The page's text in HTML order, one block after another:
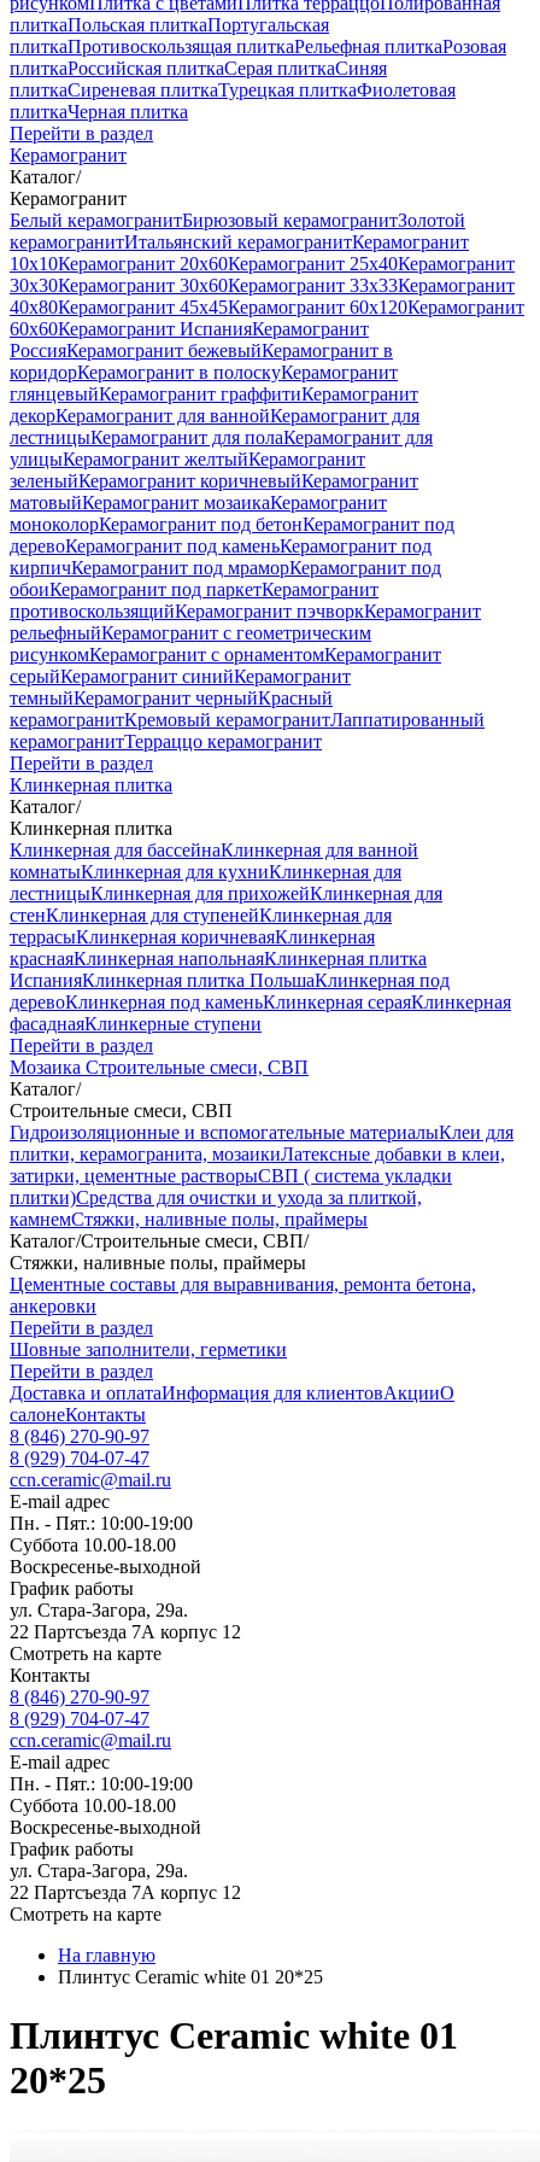
плиткаПольская плиткаПортугальская
плиткаПротивоскользящая плиткаРельефная плиткаРозовая
плиткаРоссийская плиткаСерая плиткаСиняя
плиткаСиреневая плиткаТурецкая плиткаФиолетовая
плиткаЧерная плитка
Перейти в раздел
Керамогранит
Каталог/
Керамогранит
Белый керамогранитБирюзовый керамогранитЗолотой
керамогранитИтальянский керамогранитКерамогранит
10x10Керамогранит 20x60Керамогранит 25x40Керамогранит
30x30Керамогранит 30x60Керамогранит 33x33Керамогранит
40x80Керамогранит 45x45Керамогранит 60x120Керамогранит
60x60Керамогранит ИспанияКерамогранит
РоссияКерамогранит бежевыйКерамогранит в
коридорКерамогранит в полоскуКерамогранит
глянцевыйКерамогранит граффитиКерамогранит
декорКерамогранит для ваннойКерамогранит для
лестницыКерамогранит для полаКерамогранит для
улицыКерамогранит желтыйКерамогранит
зеленыйКерамогранит коричневыйКерамогранит
матовыйКерамогранит мозаикаКерамогранит
моноколорКерамогранит под бетонКерамогранит под
деревоКерамогранит под каменьКерамогранит под
кирпичКерамогранит под мраморКерамогранит под
обоиКерамогранит под паркетКерамогранит
противоскользящийКерамогранит пэчворкКерамогранит
рельефныйКерамогранит с геометрическим
рисункомКерамогранит с орнаментомКерамогранит
серыйКерамогранит синийКерамогранит
темныйКерамогранит черныйКрасный
керамогранитКремовый керамогранитЛаппатированный
керамогранитТерраццо керамогранит
Перейти в раздел
Клинкерная плитка
Каталог/
Клинкерная плитка
Клинкерная для бассейнаКлинкерная для ванной
комнатыКлинкерная для кухниКлинкерная для
лестницыКлинкерная для прихожейКлинкерная для
стенКлинкерная для ступенейКлинкерная для
террасыКлинкерная коричневаяКлинкерная
краснаяКлинкерная напольнаяКлинкерная плитка
ИспанияКлинкерная плитка ПольшаКлинкерная под
деревоКлинкерная под каменьКлинкерная сераяКлинкерная
фасаднаяКлинкерные ступени
Перейти в раздел
Мозаика Строительные смеси, СВП
Каталог/
Строительные смеси, СВП
Гидроизоляционные и вспомогательные материалыКлеи для
плитки, керамогранита, мозаикиЛатексные добавки в клеи,
затирки, цементные растворыСВП ( система укладки
плитки)Средства для очистки и ухода за плиткой,
камнемСтяжки, наливные полы, праймеры
Каталог/Строительные смеси, СВП/
Стяжки, наливные полы, праймеры
Цементные составы для выравнивания, ремонта бетона,
анкеровки
Перейти в раздел
Шовные заполнители, герметики
Перейти в раздел
Доставка и оплатаИнформация для клиентовАкцииО
салонеКонтакты
8 (846) 270-90-97
8 (929) 704-07-47
ccn.ceramic@mail.ru
E-mail адрес
Пн. - Пят.: 10:00-19:00
Суббота 10.00-18.00
Воскресенье-выходной
График работы
ул. Стара-Загора, 29а.
22 Партсъезда 7А корпус 12
Смотреть на карте
Контакты
8 (846) 270-90-97
8 (929) 704-07-47
ccn.ceramic@mail.ru
E-mail адрес
Пн. - Пят.: 10:00-19:00
Суббота 10.00-18.00
Воскресенье-выходной
График работы
ул. Стара-Загора, 29а.
22 Партсъезда 7А корпус 12
Смотреть на карте
На главную
Плинтус Ceramic white 01 20*25
Плинтус Ceramic white 01
20*25